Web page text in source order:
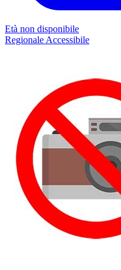
Età non disponibile
Regionale Accessibile